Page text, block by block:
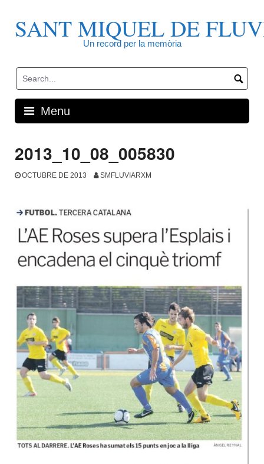
contentSANT MIQUEL DE
Un record per la memòria
Menu
2013_10_08_005830
OCTUBRE DE 2013 SMFLUVIARXM